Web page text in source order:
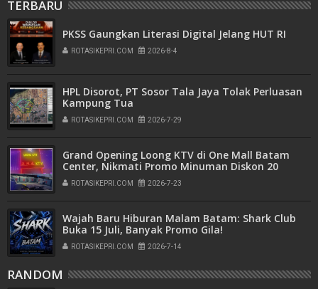
TERBARU
PKSS Gaungkan Literasi Digital Jelang HUT RI
ROTASIKEPRI.COM 2026-8-4
HPL Disorot, PT Sosor Tala Jaya Tolak Perluasan
Kampung Tua
ROTASIKEPRI.COM 2026-7-29
Grand Opening Loong KTV di One Mall Batam
Center, Nikmati Promo Minuman Diskon 20
Persen
ROTASIKEPRI.COM 2026-7-23
Wajah Baru Hiburan Malam Batam: Shark Club
Buka 15 Juli, Banyak Promo Gila!
ROTASIKEPRI.COM 2026-7-14
RANDOM